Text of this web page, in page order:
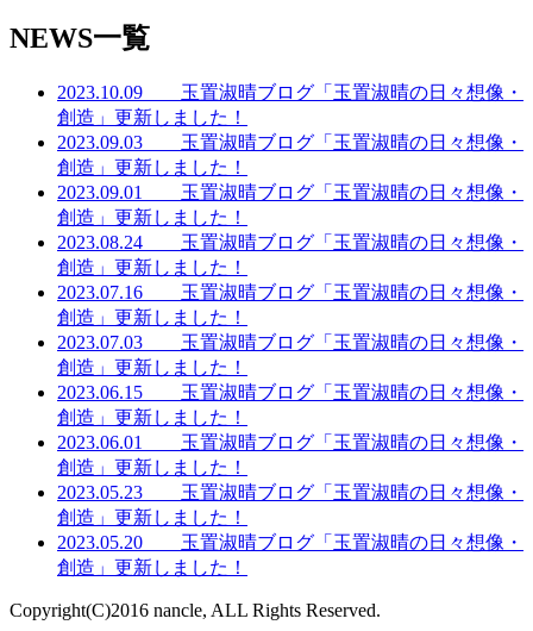
NEWS一覧
2023.10.09 玉置淑晴ブログ「玉置淑晴の日々想像・
創造」更新しました！
2023.09.03 玉置淑晴ブログ「玉置淑晴の日々想像・
創造」更新しました！
2023.09.01 玉置淑晴ブログ「玉置淑晴の日々想像・
創造」更新しました！
2023.08.24 玉置淑晴ブログ「玉置淑晴の日々想像・
創造」更新しました！
2023.07.16 玉置淑晴ブログ「玉置淑晴の日々想像・
創造」更新しました！
2023.07.03 玉置淑晴ブログ「玉置淑晴の日々想像・
創造」更新しました！
2023.06.15 玉置淑晴ブログ「玉置淑晴の日々想像・
創造」更新しました！
2023.06.01 玉置淑晴ブログ「玉置淑晴の日々想像・
創造」更新しました！
2023.05.23 玉置淑晴ブログ「玉置淑晴の日々想像・
創造」更新しました！
2023.05.20 玉置淑晴ブログ「玉置淑晴の日々想像・
創造」更新しました！
Copyright(C)2016 nancle, ALL Rights Reserved.